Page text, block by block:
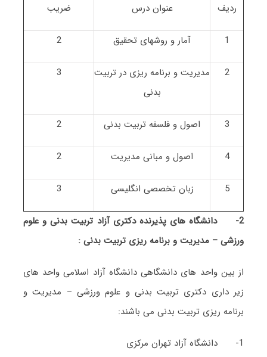
ردیف عنوان درس ضریب
1 آمار و روشهای تحقیق 2
2
مدیریت و برنامه ریزی در تربیت
بدنی
3
3 اصول و فلسفه تربیت بدنی 2
4 اصول و مبانی مدیریت 2
5 زبان تخصصی انگلیسی 3
2-
دانشگاه های پذیرنده دکتری آزاد تربیت بدنی و علوم
ورزشی – مدیریت و برنامه ریزی تربیت بدنی :
از بین واحد های دانشگاهی دانشگاه آزاد اسلامی واحد های
زیر داری دکتری تربیت بدنی و علوم ورزشی – مدیریت و
برنامه ریزی تربیت بدنی می باشند:
1- دانشگاه آزاد تهران مرکزی